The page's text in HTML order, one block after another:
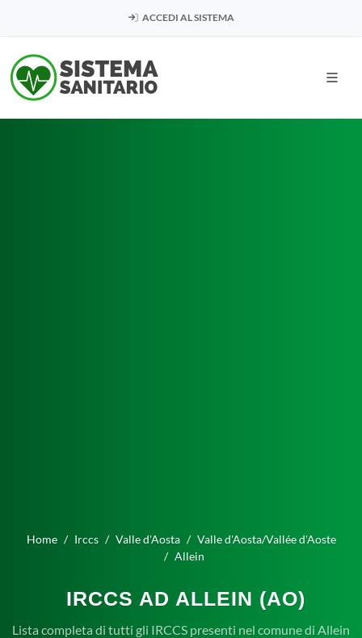
ACCEDI AL SISTEMA
Home Irccs Valle d'Aosta
Valle d'Aosta/Vallée d'Aoste
Allein
IRCCS AD ALLEIN (AO)
Lista completa di tutti gli IRCCS presenti nel comune di Allein